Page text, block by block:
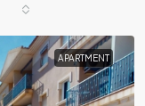
APARTMENT